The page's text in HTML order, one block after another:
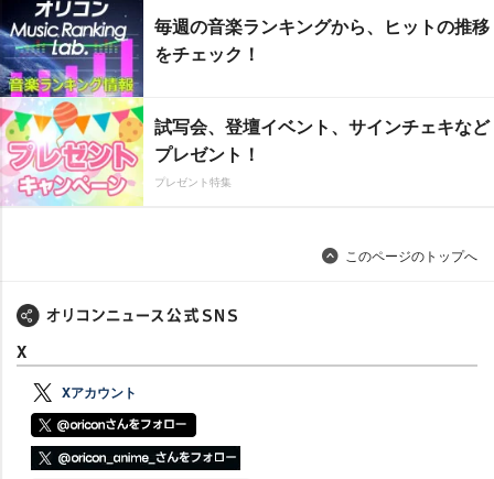
毎週の音楽ランキングから、ヒットの推移
をチェック！
試写会、登壇イベント、サインチェキなど
プレゼント！
プレゼント特集
このページのトップへ
X
Xアカウント